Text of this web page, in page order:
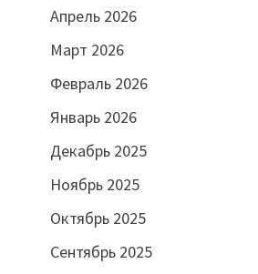
Апрель 2026
Март 2026
Февраль 2026
Январь 2026
Декабрь 2025
Ноябрь 2025
Октябрь 2025
Сентябрь 2025